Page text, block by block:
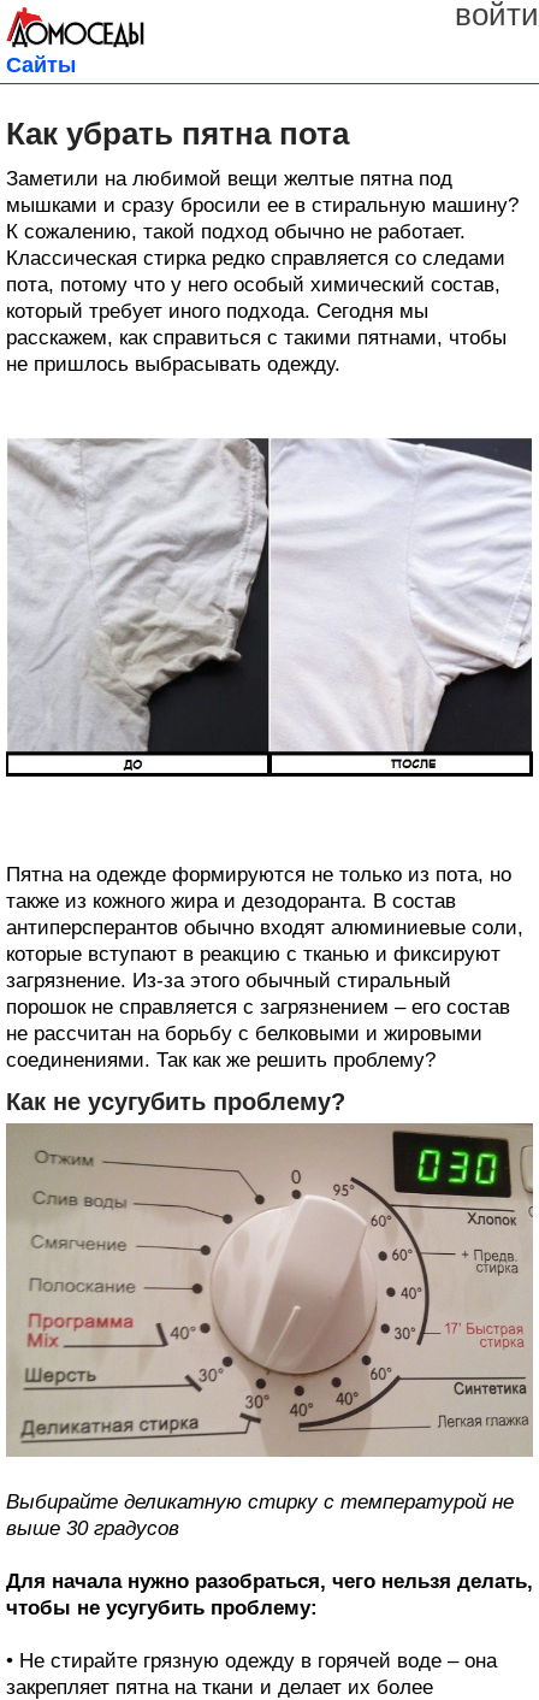
войти
Сайты
Как убрать пятна пота
Заметили на любимой вещи желтые пятна под
мышками и сразу бросили ее в стиральную машину?
К сожалению, такой подход обычно не работает.
Классическая стирка редко справляется со следами
пота, потому что у него особый химический состав,
который требует иного подхода. Сегодня мы
расскажем, как справиться с такими пятнами, чтобы
не пришлось выбрасывать одежду.
Пятна на одежде формируются не только из пота, но
также из кожного жира и дезодоранта. В состав
антиперсперантов обычно входят алюминиевые соли,
которые вступают в реакцию с тканью и фиксируют
загрязнение. Из-за этого обычный стиральный
порошок не справляется с загрязнением – его состав
не рассчитан на борьбу с белковыми и жировыми
соединениями. Так как же решить проблему?
Как не усугубить проблему?
Выбирайте деликатную стирку с температурой не
выше 30 градусов
Для начала нужно разобраться, чего нельзя делать,
чтобы не усугубить проблему:
• Не стирайте грязную одежду в горячей воде – она
закрепляет пятна на ткани и делает их более